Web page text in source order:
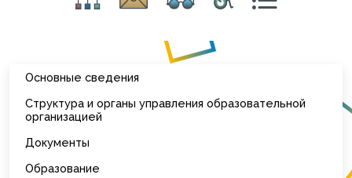
Основные сведения
Структура и органы управления образовательной
организацией
Документы
Образование